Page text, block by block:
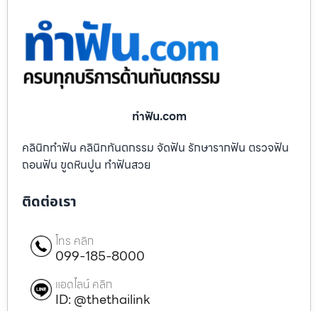
ทําฟัน.com
คลินิกทำฟัน คลินิกทันตกรรม จัดฟัน รักษารากฟัน ตรวจฟัน
ถอนฟัน ขูดหินปูน ทำฟันสวย
ติดต่อเรา
โทร คลิก
099-185-8000
แอดไลน์ คลิก
ID: @thethailink